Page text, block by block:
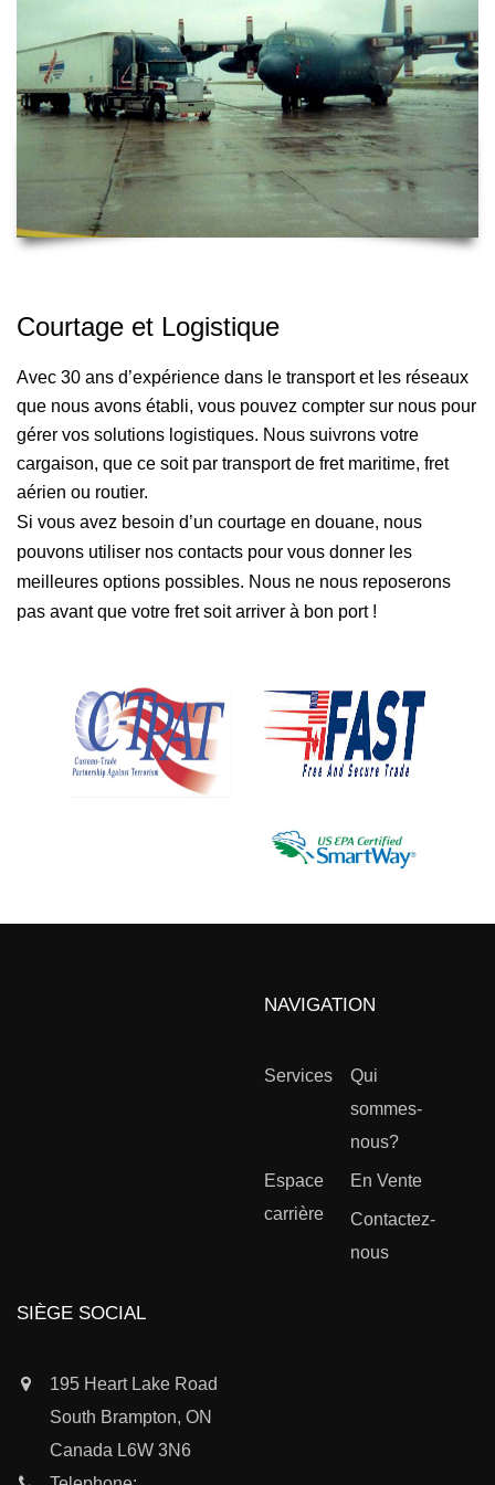
Courtage et Logistique
Avec 30 ans d’expérience dans le transport et les réseaux
que nous avons établi, vous pouvez compter sur nous pour
gérer vos solutions logistiques. Nous suivrons votre
cargaison, que ce soit par transport de fret maritime, fret
aérien ou routier.
Si vous avez besoin d’un courtage en douane, nous
pouvons utiliser nos contacts pour vous donner les
meilleures options possibles. Nous ne nous reposerons
pas avant que votre fret soit arriver à bon port !
NAVIGATION
Services
Qui
sommes-
nous?
Espace
carrière
En Vente
Contactez-
nous
SIÈGE SOCIAL
195 Heart Lake Road
South Brampton, ON
Canada L6W 3N6